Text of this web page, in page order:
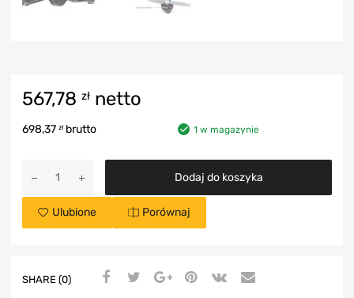
567,78 zł netto
698,37 zł brutto 1 w magazynie
Dodaj do koszyka
Ulubione Porównaj
SHARE (0)